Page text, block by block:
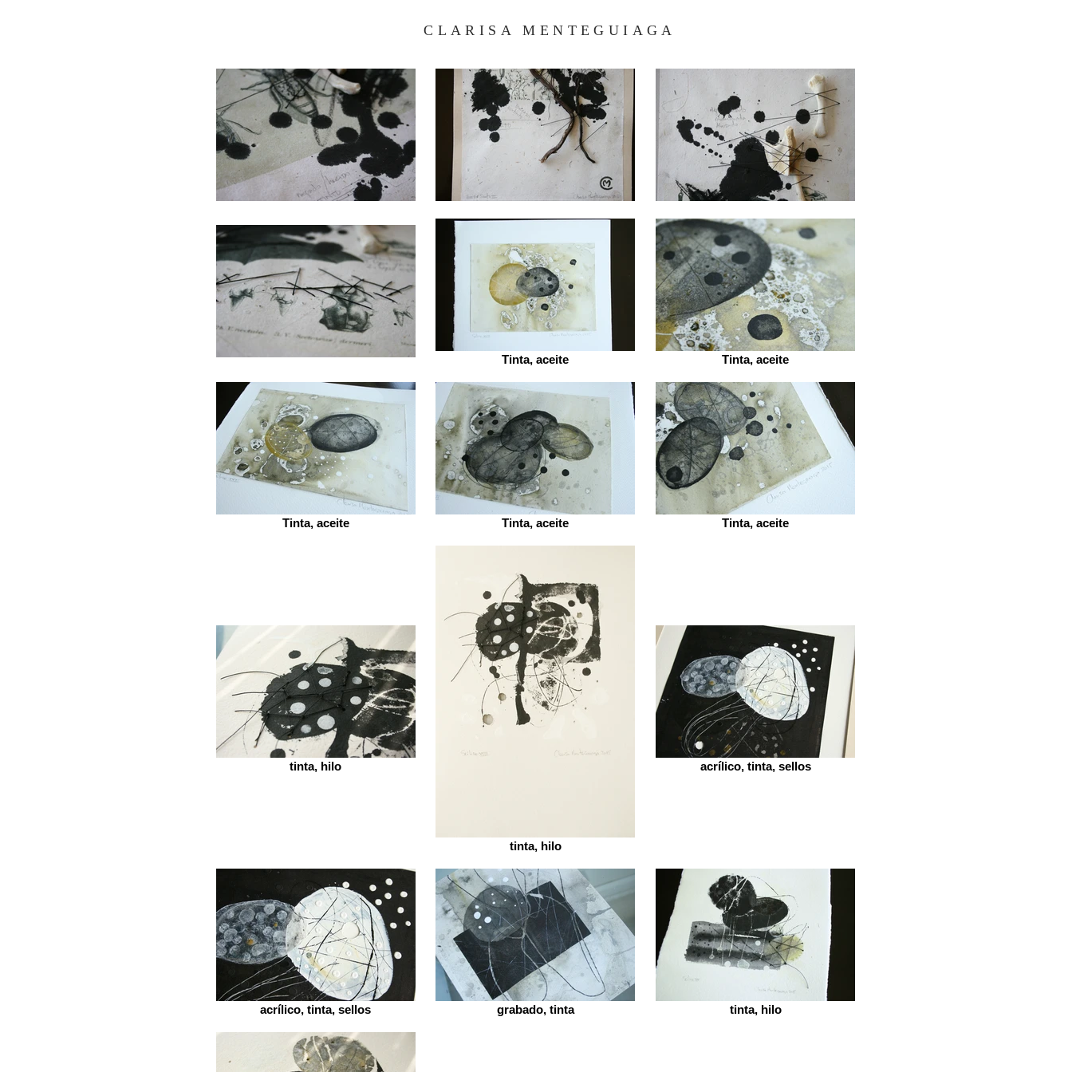
CLARISA MENTEGUIAGA
Tinta, aceite Tinta, aceite
Tinta, aceite Tinta, aceite Tinta, aceite
tinta, hilo
tinta, hilo
acrílico, tinta, sellos
acrílico, tinta, sellos grabado, tinta tinta, hilo